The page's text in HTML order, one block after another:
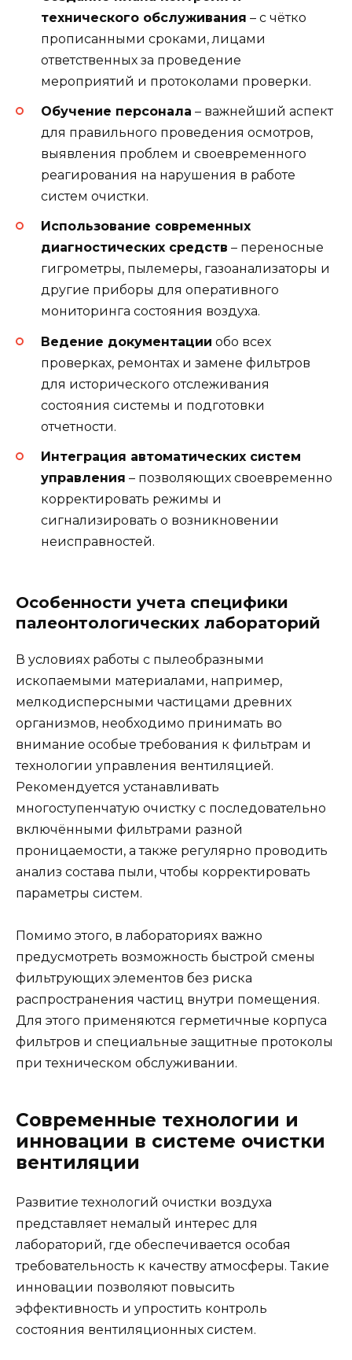
технического обслуживания – с чётко
прописанными сроками, лицами
ответственных за проведение
мероприятий и протоколами проверки.
Обучение персонала – важнейший аспект
для правильного проведения осмотров,
выявления проблем и своевременного
реагирования на нарушения в работе
систем очистки.
Использование современных
диагностических средств – переносные
гигрометры, пылемеры, газоанализаторы и
другие приборы для оперативного
мониторинга состояния воздуха.
Ведение документации обо всех
проверках, ремонтах и замене фильтров
для исторического отслеживания
состояния системы и подготовки
отчетности.
Интеграция автоматических систем
управления – позволяющих своевременно
корректировать режимы и
сигнализировать о возникновении
неисправностей.
Особенности учета специфики
палеонтологических лабораторий
В условиях работы с пылеобразными
ископаемыми материалами, например,
мелкодисперсными частицами древних
организмов, необходимо принимать во
внимание особые требования к фильтрам и
технологии управления вентиляцией.
Рекомендуется устанавливать
многоступенчатую очистку с последовательно
включёнными фильтрами разной
проницаемости, а также регулярно проводить
анализ состава пыли, чтобы корректировать
параметры систем.
Помимо этого, в лабораториях важно
предусмотреть возможность быстрой смены
фильтрующих элементов без риска
распространения частиц внутри помещения.
Для этого применяются герметичные корпуса
фильтров и специальные защитные протоколы
при техническом обслуживании.
Современные технологии и
инновации в системе очистки
вентиляции
Развитие технологий очистки воздуха
представляет немалый интерес для
лабораторий, где обеспечивается особая
требовательность к качеству атмосферы. Такие
инновации позволяют повысить
эффективность и упростить контроль
состояния вентиляционных систем.